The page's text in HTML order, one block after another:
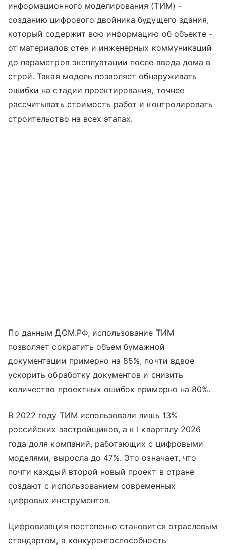
информационного моделирования (ТИМ) -
созданию цифрового двойника будущего здания,
который содержит всю информацию об объекте -
от материалов стен и инженерных коммуникаций
до параметров эксплуатации после ввода дома в
строй. Такая модель позволяет обнаруживать
ошибки на стадии проектирования, точнее
рассчитывать стоимость работ и контролировать
строительство на всех этапах.
По данным ДОМ.РФ, использование ТИМ
позволяет сократить объем бумажной
документации примерно на 85%, почти вдвое
ускорить обработку документов и снизить
количество проектных ошибок примерно на 80%.
В 2022 году ТИМ использовали лишь 13%
российских застройщиков, а к I кварталу 2026
года доля компаний, работающих с цифровыми
моделями, выросла до 47%. Это означает, что
почти каждый второй новый проект в стране
создают с использованием современных
цифровых инструментов.
Цифровизация постепенно становится отраслевым
стандартом, а конкурентоспособность